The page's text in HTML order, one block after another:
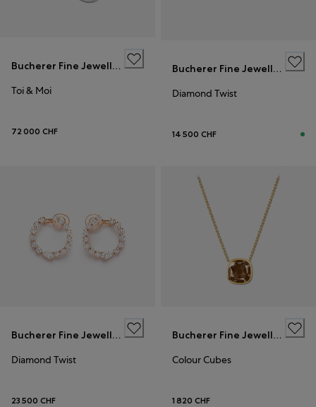
Bucherer Fine Jewellery
Toi & Moi
72 000 CHF
Bucherer Fine Jewellery
Diamond Twist
14 500 CHF
Bucherer Fine Jewellery
Diamond Twist
23 500 CHF
Bucherer Fine Jewellery
Colour Cubes
1 820 CHF